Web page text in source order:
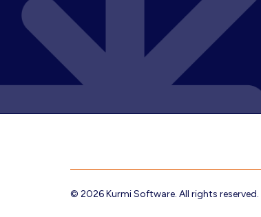
n
l
e
© 2026 Kurmi Software. All rights reserved.